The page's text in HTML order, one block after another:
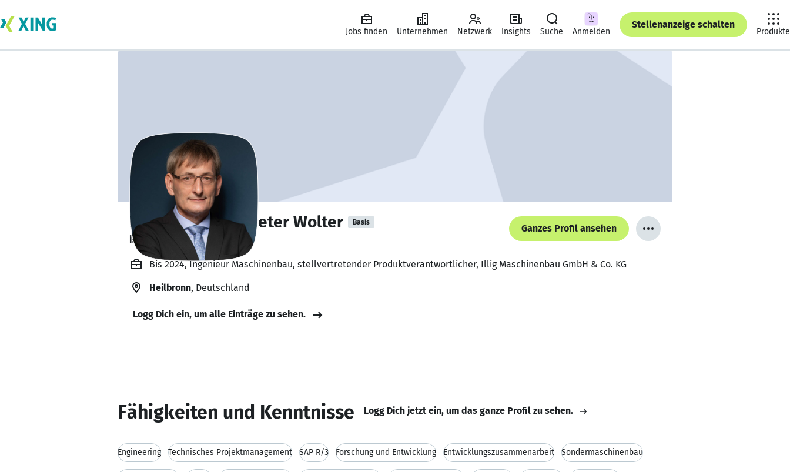
Jobs finden Unternehmen Netzwerk Insights Suche Anmelden
Stellenanzeige schalten
Produkte
Dipl.-Ing. Klaus-Peter Wolter Basis
ist offen für Projekte. 🔎
Ganzes Profil ansehen
Bis 2024, Ingenieur Maschinenbau, stellvertretender Produktverantwortlicher, Illig Maschinenbau GmbH & Co. KG
Heilbronn, Deutschland
Logg Dich ein, um alle Einträge zu sehen.
Fähigkeiten und Kenntnisse Logg Dich jetzt ein, um das ganze Profil zu sehen.
Engineering Technisches Projektmanagement SAP R/3 Forschung und Entwicklung Entwicklungszusammenarbeit Sondermaschinenbau